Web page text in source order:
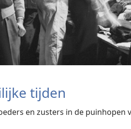
tijden
en zusters in de puinhopen